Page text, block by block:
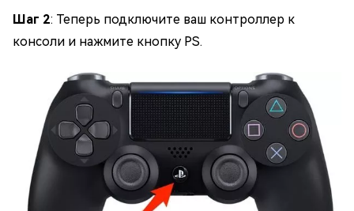
Шаг 2: Теперь подключите ваш контроллер к
консоли и нажмите кнопку PS.